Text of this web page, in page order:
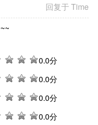
回复于 Time
0.0分
0.0分
0.0分
0.0分